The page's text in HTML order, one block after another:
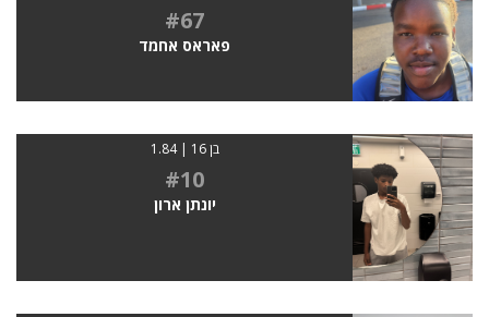
#67
פאראס אחמד
בן 16 | 1.84
#10
יונתן ארון